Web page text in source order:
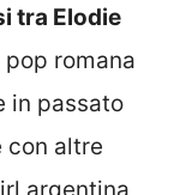
tra Elodie
romana
in passato
con altre